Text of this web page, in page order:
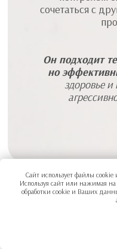
сочетаться с
Он подходит
но
здоровье и
Сайт использует файлы
Используя сайт или нажимая
обработки cookie и Ваших